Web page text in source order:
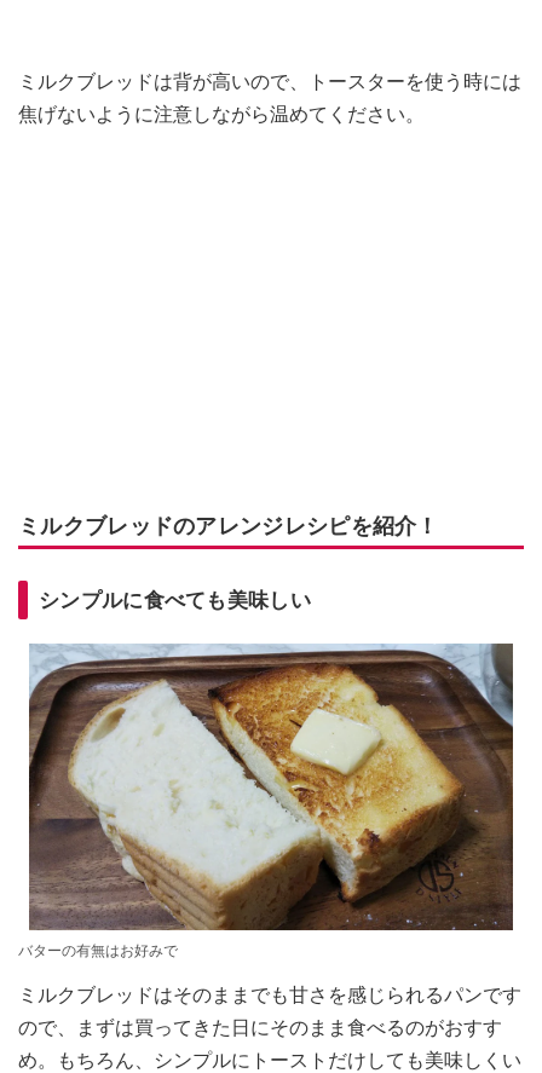
ミルクブレッドは背が高いので、トースターを使う時には
焦げないように注意しながら温めてください。
ミルクブレッドのアレンジレシピを紹介！
シンプルに食べても美味しい
バターの有無はお好みで
ミルクブレッドはそのままでも甘さを感じられるパンです
ので、まずは買ってきた日にそのまま食べるのがおすす
め。もちろん、シンプルにトーストだけしても美味しくい